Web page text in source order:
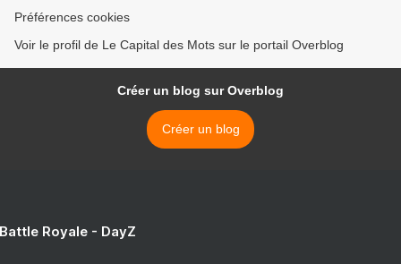
Préférences cookies
Voir le profil de Le Capital des Mots sur le portail Overblog
Créer un blog sur Overblog
Créer un blog
Royale - DayZ